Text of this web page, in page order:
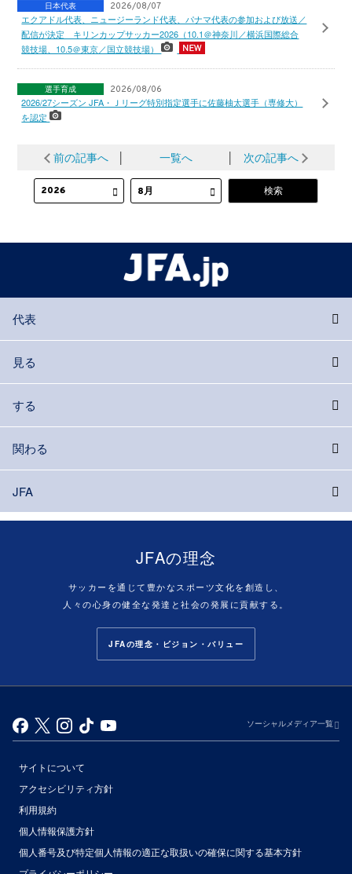
日本代表 2026/08/07
エクアドル代表、ニュージーランド代表、パナマ代表の参加および放送／
配信が決定 キリンカップサッカー2026（10.1＠神奈川／横浜国際総合
競技場、10.5＠東京／国立競技場）
選手育成 2026/08/06
2026/27シーズン JFA・Ｊリーグ特別指定選手に佐藤柚太選手（専修大）
を認定
前の記事へ 一覧へ 次の記事へ
代表
見る
する
関わる
JFA
JFAの理念
サッカーを通じて豊かなスポーツ文化を創造し、
人々の心身の健全な発達と社会の発展に貢献する。
JFAの理念・ビジョン・バリュー
ソーシャルメディア一覧
サイトについて
アクセシビリティ方針
利用規約
個人情報保護方針
個人番号及び特定個人情報の適正な取扱いの確保に関する基本方針